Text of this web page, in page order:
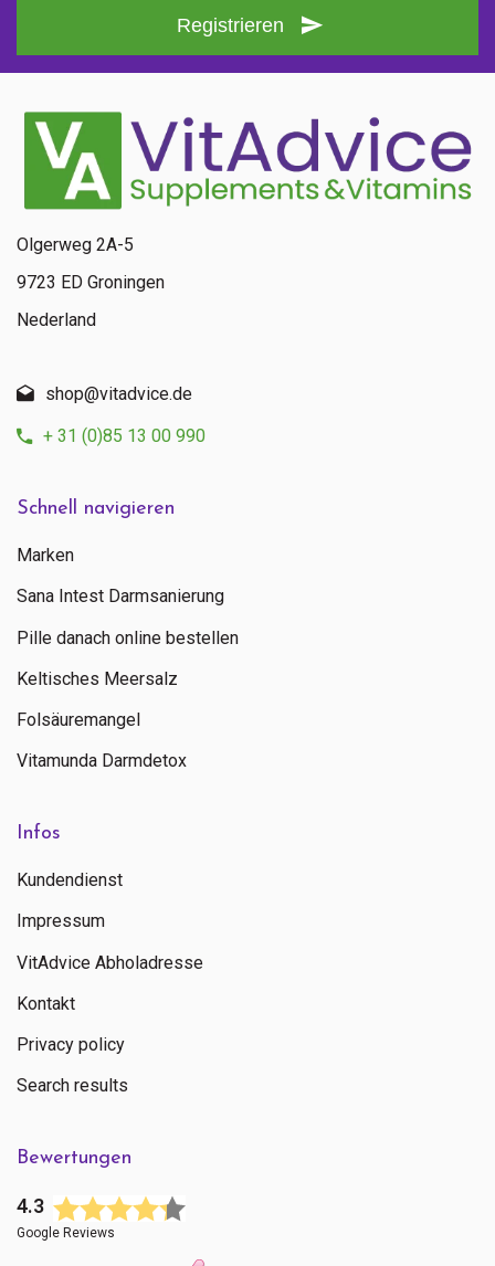
Registrieren
Schnell navigieren
Marken
Sana Intest Darmsanierung
Pille danach online bestellen
Keltisches Meersalz
Folsäuremangel
Vitamunda Darmdetox
Infos
Kundendienst
Impressum
VitAdvice Abholadresse
Kontakt
Privacy policy
Search results
Bewertungen
4.3
Google Reviews
Olgerweg 2A-5
9723 ED Groningen
Nederland
shop@vitadvice.de
+ 31 (0)85 13 00 990